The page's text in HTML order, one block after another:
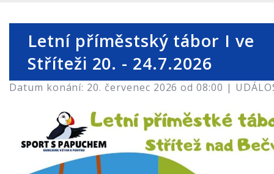
Letní příměstský tábor I ve
Stříteži 20. - 24.7.2026
Datum konání: 20. červenec 2026 od 08:00 |